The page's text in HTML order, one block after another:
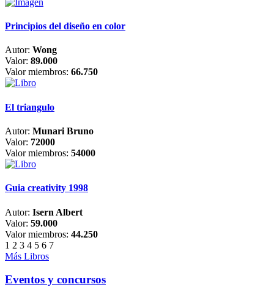
Principios del diseño en color
Autor: Wong
Valor: 89.000
Valor miembros: 66.750
El triangulo
Autor: Munari Bruno
Valor: 72000
Valor miembros: 54000
Guia creativity 1998
Autor: Isern Albert
Valor: 59.000
Valor miembros: 44.250
1 2 3 4 5 6 7
Más Libros
Eventos y concursos